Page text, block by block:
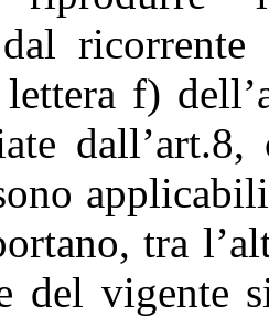
ricorrente
f)
tra
del vigente